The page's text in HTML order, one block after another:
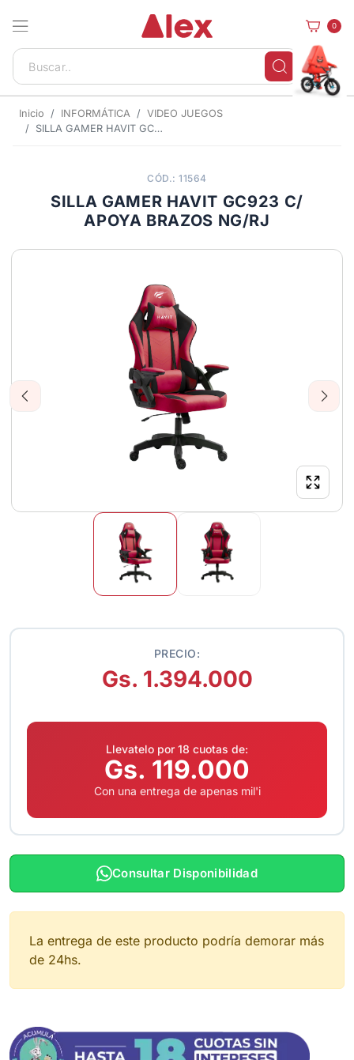
0
Inicio INFORMÁTICA
VIDEO JUEGOS
SILLA GAMER HAVIT GC923 C/ APOYA BRAZOS NG/RJ
CÓD.: 11564
SILLA GAMER HAVIT GC923 C/
APOYA BRAZOS NG/RJ
Previous Next
PRECIO:
Gs. 1.394.000
Llevatelo por 18 cuotas de:
Gs. 119.000
Con una entrega de apenas mil'i
Consultar Disponibilidad
La entrega de este producto podría demorar más
de 24hs.